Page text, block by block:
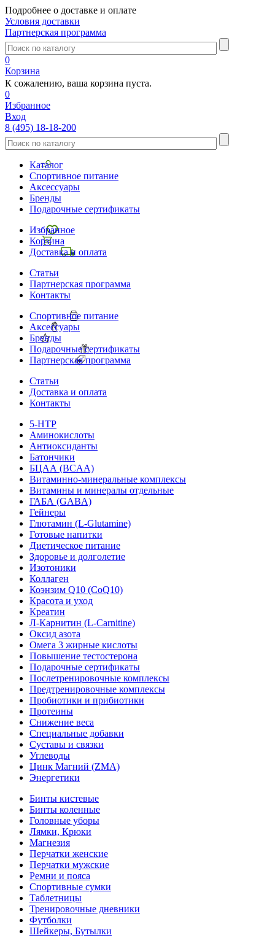
Подробнее о доставке и оплате
Условия доставки
Партнерская программа
0
Корзина
К сожалению, ваша корзина пуста.
0
Избранное
Вход
8 (495) 18-18-200
Каталог
Спортивное питание
Аксессуары
Бренды
Подарочные сертификаты
Избранное
Корзина
Доставка и оплата
Статьи
Партнерская программа
Контакты
Спортивное питание
Аксессуары
Бренды
Подарочные сертификаты
Партнерская программа
Статьи
Доставка и оплата
Контакты
5-HTP
Аминокислоты
Антиоксиданты
Батончики
БЦАА (BCAA)
Витаминно-минеральные комплексы
Витамины и минералы отдельные
ГАБА (GABA)
Гейнеры
Глютамин (L-Glutamine)
Готовые напитки
Диетическое питание
Здоровье и долголетие
Изотоники
Коллаген
Коэнзим Q10 (CoQ10)
Красота и уход
Креатин
Л-Карнитин (L-Сarnitine)
Оксид азота
Омега 3 жирные кислоты
Повышение тестостерона
Подарочные сертификаты
Послетренировочные комплексы
Предтренировочные комплексы
Пробиотики и прибиотики
Протеины
Снижение веса
Специальные добавки
Суставы и связки
Углеводы
Цинк Магний (ZMA)
Энергетики
Бинты кистевые
Бинты коленные
Головные уборы
Лямки, Крюки
Магнезия
Перчатки женские
Перчатки мужские
Ремни и пояса
Спортивные сумки
Таблетницы
Тренировочные дневники
Футболки
Шейкеры, Бутылки